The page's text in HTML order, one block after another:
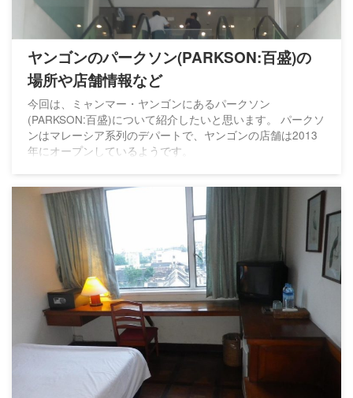
ヤンゴンのパークソン(PARKSON:百盛)の
場所や店舗情報など
今回は、ミャンマー・ヤンゴンにあるパークソン
(PARKSON:百盛)について紹介したいと思います。 パークソ
ンはマレーシア系列のデパートで、ヤンゴンの店舗は2013
年にオープンしているようです。